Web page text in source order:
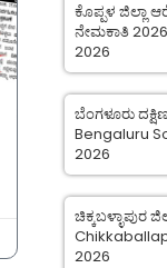
ಕೊಪ್ಪಳ ಜಿಲ್ಲಾ
ನೇಮಕಾತಿ
2026
ಬೆಂಗಳೂರು
Bengaluru
2026
ಚಿಕ್ಕಬಳ್ಳಾಪುರ
2026